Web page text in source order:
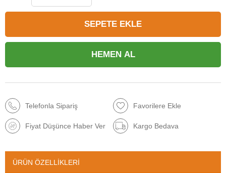
Telefonla Sipariş Favorilere Ekle
Fiyat Düşünce Haber Ver Kargo Bedava
ÜRÜN ÖZELLIKLERI